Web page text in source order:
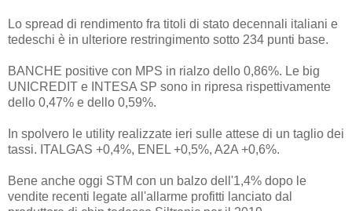
Lo spread di rendimento fra titoli di stato decennali italiani e
tedeschi è in ulteriore restringimento sotto 234 punti base.
BANCHE positive con MPS in rialzo dello 0,86%. Le big
UNICREDIT e INTESA SP sono in ripresa rispettivamente
dello 0,47% e dello 0,59%.
In spolvero le utility realizzate ieri sulle attese di un taglio dei
tassi. ITALGAS +0,4%, ENEL +0,5%, A2A +0,6%.
Bene anche oggi STM con un balzo dell'1,4% dopo le
vendite recenti legate all'allarme profitti lanciato dal